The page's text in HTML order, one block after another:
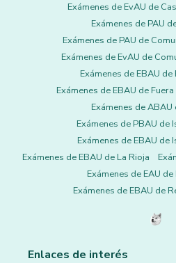
Exámenes de EvAU de
Exámenes de PAU
Exámenes de PAU de
Exámenes de EvAU de
Exámenes de EBAU
Exámenes de EBAU de
Exámenes de ABAU
Exámenes de PBAU de
Exámenes de EBAU de
Exámenes de EBAU de La Rioja
Exámenes de EAU
Exámenes de EBAU de
Enlaces de interés